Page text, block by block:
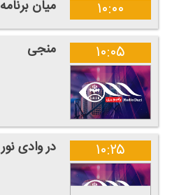
۱۰:۰۰ میان برنامه
۱۰:۰۵ منجی
۱۰:۲۵ در وادی نور